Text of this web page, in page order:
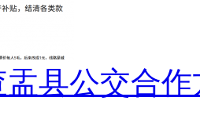
县公交合作